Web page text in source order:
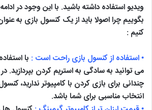
ویدیو استفاده داشته باشید. با این وجود در
بگوییم چرا اصولا باید از یک کنسول بازی به
کنیم :
• استفاده از کنسول بازی راحت است : با
می توانید به سادگی به استریم کردن بپردازید.
چندانی برای بازی کردن با کامپیوتر ندارید،
انتخاب مناسبی برای شما باشد.